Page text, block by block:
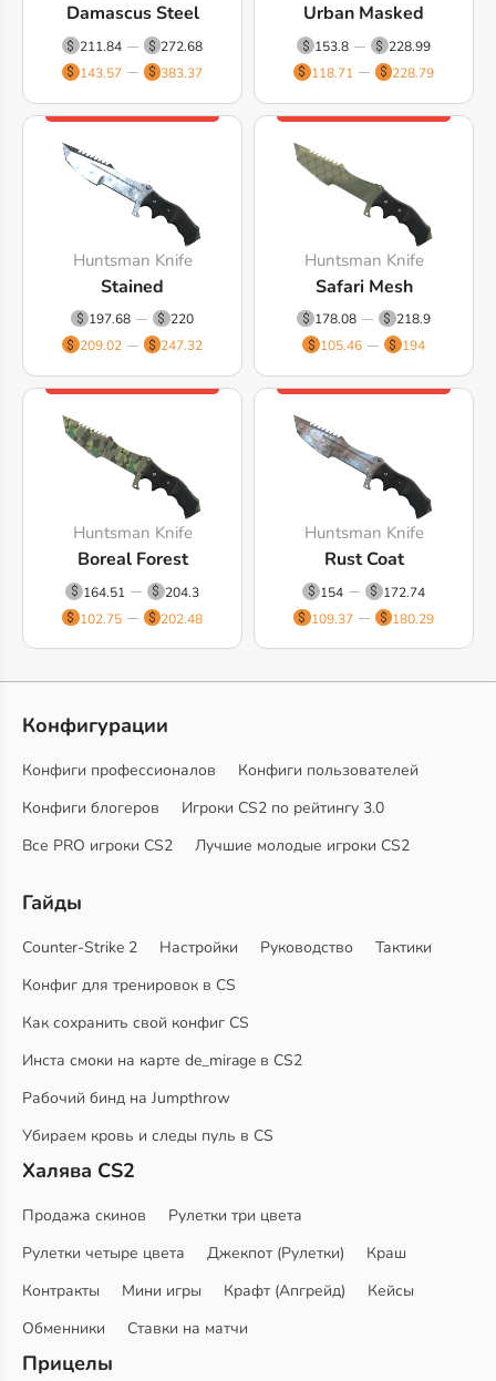
Damascus Steel
211.84
272.68
143.57
383.37
Urban Masked
153.8
228.99
118.71
228.79
Huntsman Knife
Stained
197.68
220
209.02
247.32
Huntsman Knife
Safari Mesh
178.08
218.9
105.46
194
Huntsman Knife
Boreal Forest
164.51
204.3
102.75
202.48
Huntsman Knife
Rust Coat
154
172.74
109.37
180.29
Конфигурации
Конфиги профессионалов
Конфиги пользователей
Конфиги блогеров
Игроки CS2 по рейтингу 3.0
Все PRO игроки CS2
Лучшие молодые игроки CS2
Гайды
Counter-Strike 2 Настройки Руководство
Тактики
Конфиг для тренировок в CS
Как сохранить свой конфиг CS
Инста смоки на карте de_mirage в CS2
Рабочий бинд на Jumpthrow
Убираем кровь и следы пуль в CS
Халява CS2
Продажа скинов
Рулетки три цвета
Рулетки четыре цвета
Джекпот (Рулетки)
Краш
Контракты
Мини игры Крафт (Апгрейд)
Кейсы
Обменники
Ставки на матчи
Прицелы